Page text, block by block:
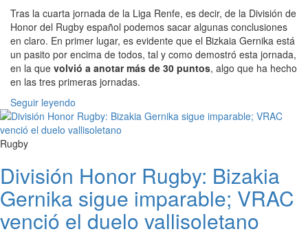
Tras la cuarta jornada de la Liga Renfe, es decir, de la División de
Honor del Rugby español podemos sacar algunas conclusiones
en claro. En primer lugar, es evidente que el Bizkaia Gernika está
un pasito por encima de todos, tal y como demostró esta jornada,
en la que volvió a anotar más de 30 puntos, algo que ha hecho
en las tres primeras jornadas.
Seguir leyendo
Rugby
División Honor Rugby: Bizakia
Gernika sigue imparable; VRAC
venció el duelo vallisoletano